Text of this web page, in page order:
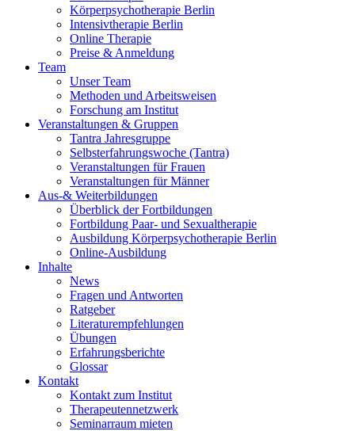
Körperpsychotherapie Berlin
Intensivtherapie Berlin
Online Therapie
Preise & Anmeldung
Team
Unser Team
Methoden und Arbeitsweisen
Forschung am Institut
Veranstaltungen & Gruppen
Tantra Jahresgruppe
Selbsterfahrungswoche (Tantra)
Veranstaltungen für Frauen
Veranstaltungen für Männer
Aus-& Weiterbildungen
Überblick der Fortbildungen
Fortbildung Paar- und Sexualtherapie
Ausbildung Körperpsychotherapie Berlin
Online-Ausbildung
Inhalte
News
Fragen und Antworten
Ratgeber
Literaturempfehlungen
Übungen
Erfahrungsberichte
Glossar
Kontakt
Kontakt zum Institut
Therapeutennetzwerk
Seminarraum mieten